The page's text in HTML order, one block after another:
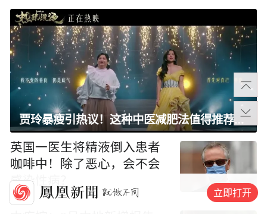
“天津72家拉面馆集体改名青
海拉面”？尖扎县拉面协会：
不实
泸溪河回应“桃酥疑吃出3颗
金属牙冠”：消费者所发视频
情况不属实，已主动删除相
关视频
“中国烹饪大师”失效之后，
谁来定义中国厨师？
立即打开